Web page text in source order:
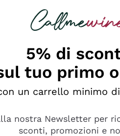
5% di
tuo primo
un carrello minimo
nostra Newsletter per
sconti, promozioni e